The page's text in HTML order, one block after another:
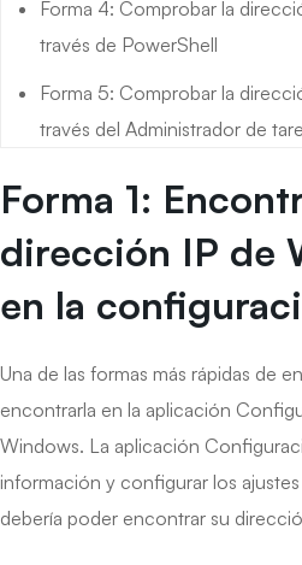
Forma 4: Comprobar la
través de PowerShell
Forma 5: Comprobar la
través del Administrador de
Forma 1:
dirección IP de
en la
Una de las formas más rápidas de
encontrarla en la aplicación
Windows. La aplicación
información y configurar los
debería poder encontrar su